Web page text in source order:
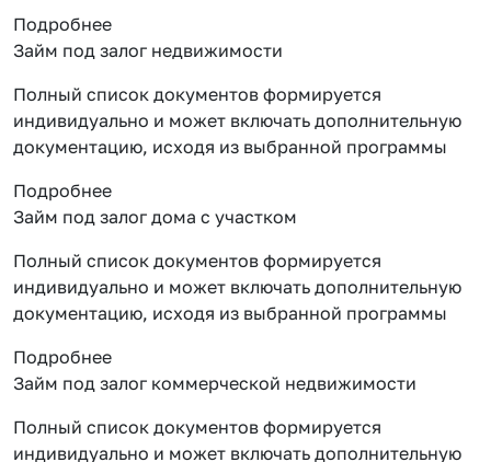
Подробнее
Займ под залог недвижимости
Полный список документов формируется
индивидуально и может включать дополнительную
документацию, исходя из выбранной программы
Подробнее
Займ под залог дома с участком
Полный список документов формируется
индивидуально и может включать дополнительную
документацию, исходя из выбранной программы
Подробнее
Займ под залог коммерческой недвижимости
Полный список документов формируется
индивидуально и может включать дополнительную